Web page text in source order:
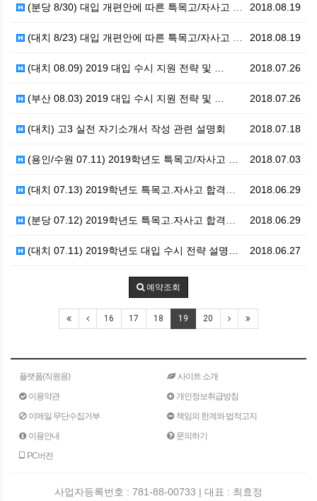
2018.08.19
(분당 8/30) 대입 개편안에 따른 특목고/자사고 지…
2018.08.19
(대치 8/23) 대입 개편안에 따른 특목고/자사고 지…
2018.07.26
(대치 08.09) 2019 대입 수시 지원 전략 및 …
2018.07.26
(부산 08.03) 2019 대입 수시 지원 전략 및 …
2018.07.18
(대치) 고3 실전 자기소개서 작성 관련 설명회
2018.07.03
(용인/수원 07.11) 2019학년도 특목고/자사고 …
2018.06.29
(대치 07.13) 2019학년도 특목고.자사고 합격전…
2018.06.29
(분당 07.12) 2019학년도 특목고.자사고 합격전…
2018.06.27
(대치 07.11) 2019학년도 대입 수시 전략 설명…
예약조회
16 17 18 19 20
플랫폼(직원용)
사이트 소개
이용약관
개인정보취급방침
이메일 무단수집거부
책임의 한계와 법적고지
이용안내
문의하기
PC버전
사업자등록번호 : 781-88-00733 | 대표 : 최효정